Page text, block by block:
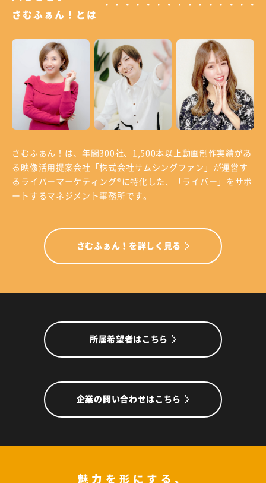
さむふぁん！とは
さむふぁん！は、年間300社、1,500本以上動画制作実績があ
る 映像活用提案会社「株式会社サムシングファン」が運営す
る ライバーマーケティング®に特化した、「ライバー」をサポ
ートするマネジメント事務所です。
さむふぁん！を詳しく見る
所属希望者はこちら
企業の問い合わせはこちら
魅力を形にする、